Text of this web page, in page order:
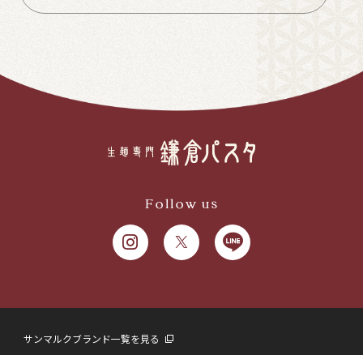
Follow us
サンマルクブランド一覧を見る